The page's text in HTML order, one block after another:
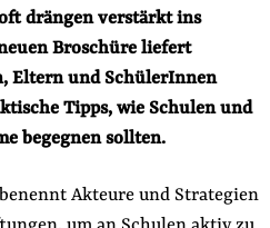
Uns
drängen verstärkt ins
Broschüre liefert
Eltern und SchülerInnen
Tipps, wie Schulen und
begegnen sollten.
Akteure und Strategien